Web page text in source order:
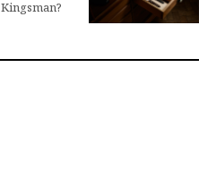
Kingsman?